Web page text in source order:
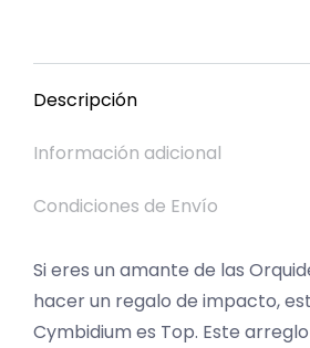
Descripción
Información adicional
Condiciones de Envío
Si eres un amante de las
hacer un regalo de impacto,
Cymbidium es Top. Este